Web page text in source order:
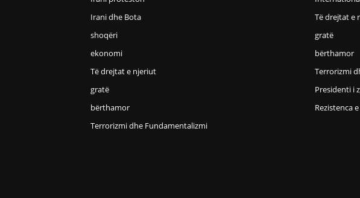
Irani dhe Bota
shoqëri
ekonomi
Të drejtat e njeriut
gratë
bërthamor
Terrorizmi dhe Fundamentalizmi
Të drejtat e
gratë
bërthamor
Terrorizmi
Presidenti i
Rezistenca